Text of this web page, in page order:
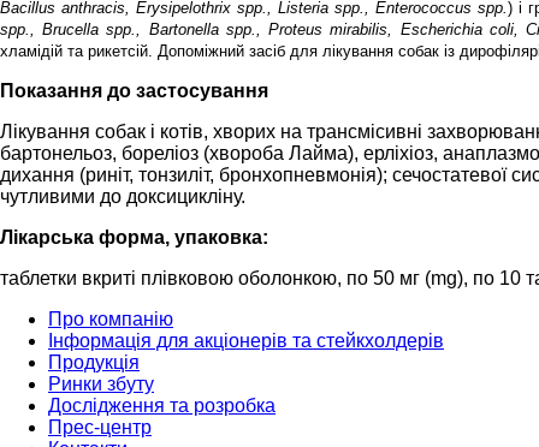
Bacillus anthracis, Erysipelothrix spp., Listeria spp., Enterococcus spp. ) і
spp., Brucella spp., Bartonella spp., Proteus mirabilis, Escherichia coli,
хламідій та рикетсій. Допоміжний засіб для лікування собак із
Показання до застосування
Лікування собак і котів, хворих на трансмісивні
бартонельоз, бореліоз (хвороба Лайма), ерліхіоз,
дихання (риніт, тонзиліт, бронхопневмонія); сечостатевої
чутливими до доксицикліну.
Лікарська форма, упаковка:
таблетки вкриті плівковою оболонкою, по 50 мг (mg), по 10
Про компанію
Інформація для акціонерів та стейкхолдерів
Продукція
Ринки збуту
Дослідження та розробка
Прес-центр